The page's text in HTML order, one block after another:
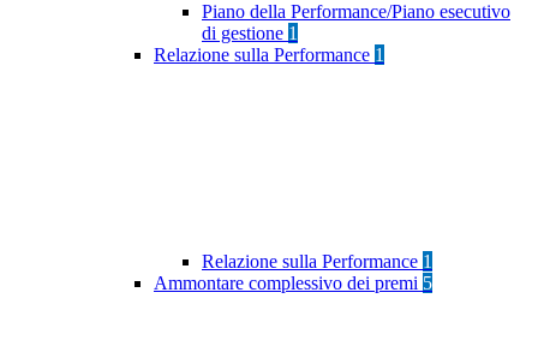
Piano della Performance/Piano esecutivo
di gestione 1
Relazione sulla Performance 1
Relazione sulla Performance 1
Ammontare complessivo dei premi 5